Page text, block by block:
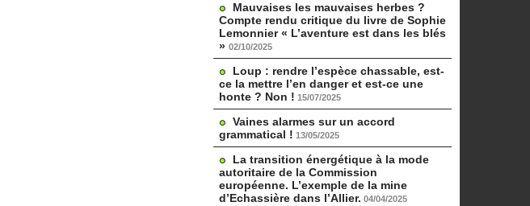
Mauvaises les mauvaises herbes ?
Compte rendu critique du livre de Sophie
Lemonnier « L’aventure est dans les blés
» 02/10/2025
Loup : rendre l’espèce chassable, est-
ce la mettre l’en danger et est-ce une
honte ? Non ! 15/07/2025
Vaines alarmes sur un accord
grammatical ! 13/05/2025
La transition énergétique à la mode
autoritaire de la Commission
européenne. L’exemple de la mine
d’Echassière dans l’Allier. 04/04/2025